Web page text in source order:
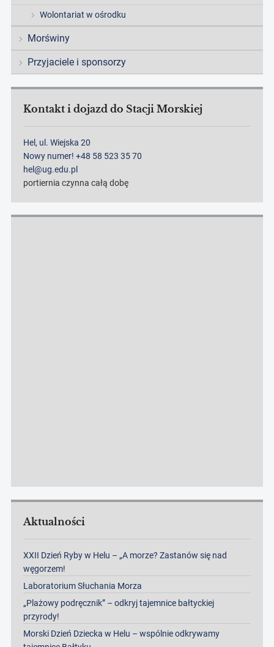
Wolontariat w ośrodku
Morświny
Przyjaciele i sponsorzy
Kontakt i dojazd do Stacji Morskiej
Hel, ul. Wiejska 20
Nowy numer! +48 58 523 35 70
hel@ug.edu.pl
portiernia czynna całą dobę
Aktualności
XXII Dzień Ryby w Helu – „A morze? Zastanów się nad
węgorzem!
Laboratorium Słuchania Morza
„Plażowy podręcznik” – odkryj tajemnice bałtyckiej
przyrody!
Morski Dzień Dziecka w Helu – wspólnie odkrywamy